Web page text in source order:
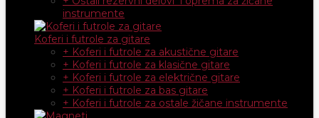
instrumente
Koferi i futrole za gitare
+ Koferi i futrole za akustične gitare
+ Koferi i futrole za klasične gitare
+ Koferi i futrole za električne gitare
+ Koferi i futrole za bas gitare
+ Koferi i futrole za ostale žičane instrumente